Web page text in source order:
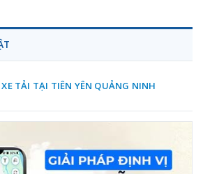
TẢI TẠI TIÊN YÊN QUẢNG NINH